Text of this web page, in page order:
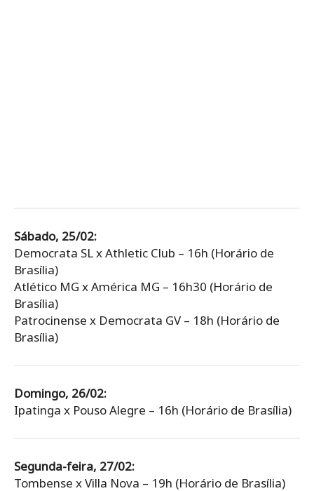
Sábado, 25/02:
Democrata SL x Athletic Club – 16h (Horário de
Brasília)
Atlético MG x América MG – 16h30 (Horário de
Brasília)
Patrocinense x Democrata GV – 18h (Horário de
Brasília)
Domingo, 26/02:
Ipatinga x Pouso Alegre – 16h (Horário de Brasília)
Segunda-feira, 27/02:
Tombense x Villa Nova – 19h (Horário de Brasília)